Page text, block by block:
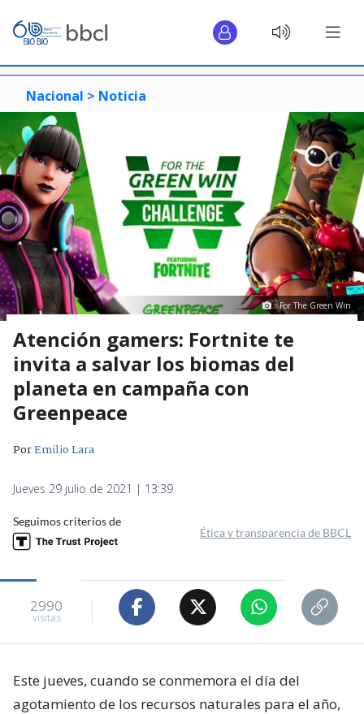
Nacional > Noticia
For The Green Win
Atención gamers: Fortnite te
invita a salvar los biomas del
planeta en campaña con
Greenpeace
PorEmilio Lara
Jueves 29 julio de 2021 | 13:39
Seguimos criterios de
Ética y transparencia de BBCL
2990
visitas
Este jueves, cuando se conmemora el día del
agotamiento de los recursos naturales para el año,